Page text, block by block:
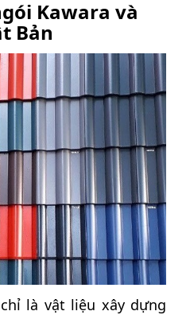
Kawara và
Bản
là vật liệu xây dựng